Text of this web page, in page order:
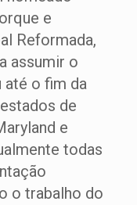
e
Reformada,
assumir o
até o fim da
de
e
todas
o trabalho do